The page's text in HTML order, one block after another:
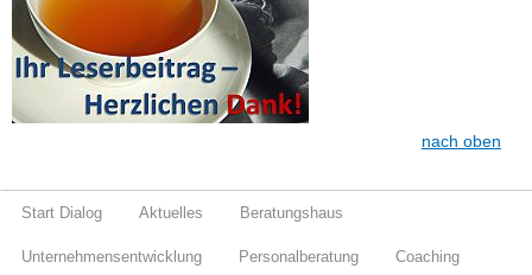
nach oben
Start Dialog Aktuelles Beratungshaus
Unternehmensentwicklung Personalberatung Coaching